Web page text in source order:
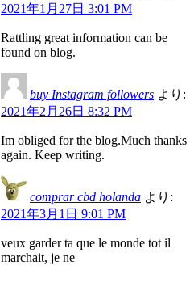
2021年1月27日 3:01 PM
Rattling great information can be
found on blog.
buy Instagram followers より:
2021年2月26日 8:32 PM
Im obliged for the blog.Much thanks
again. Keep writing.
comprar cbd holanda より:
2021年3月1日 9:01 PM
veux garder ta que le monde tot il
marchait, je ne